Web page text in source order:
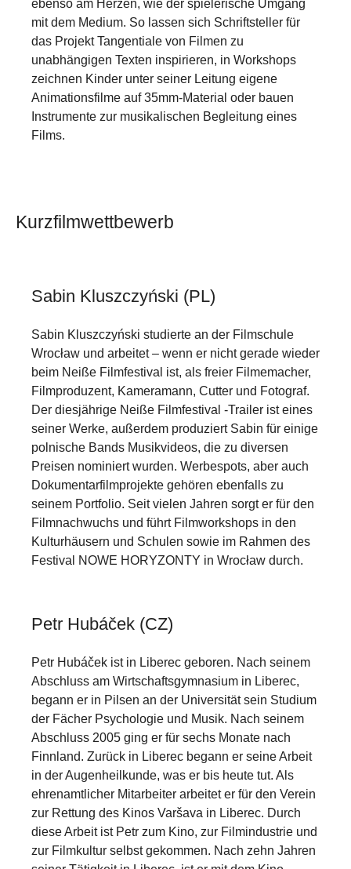
ebenso am Herzen, wie der spielerische Umgang
mit dem Medium. So lassen sich Schriftsteller für
das Projekt Tangentiale von Filmen zu
unabhängigen Texten inspirieren, in Workshops
zeichnen Kinder unter seiner Leitung eigene
Animationsfilme auf 35mm-Material oder bauen
Instrumente zur musikalischen Begleitung eines
Films.
Kurzfilmwettbewerb
Sabin Kluszczyński (PL)
Sabin Kluszczyński studierte an der Filmschule
Wrocław und arbeitet – wenn er nicht gerade wieder
beim Neiße Filmfestival ist, als freier Filmemacher,
Filmproduzent, Kameramann, Cutter und Fotograf.
Der diesjährige Neiße Filmfestival -Trailer ist eines
seiner Werke, außerdem produziert Sabin für einige
polnische Bands Musikvideos, die zu diversen
Preisen nominiert wurden. Werbespots, aber auch
Dokumentarfilmprojekte gehören ebenfalls zu
seinem Portfolio. Seit vielen Jahren sorgt er für den
Filmnachwuchs und führt Filmworkshops in den
Kulturhäusern und Schulen sowie im Rahmen des
Festival NOWE HORYZONTY in Wrocław durch.
Petr Hubáček (CZ)
Petr Hubáček ist in Liberec geboren. Nach seinem
Abschluss am Wirtschaftsgymnasium in Liberec,
begann er in Pilsen an der Universität sein Studium
der Fächer Psychologie und Musik. Nach seinem
Abschluss 2005 ging er für sechs Monate nach
Finnland. Zurück in Liberec begann er seine Arbeit
in der Augenheilkunde, was er bis heute tut. Als
ehrenamtlicher Mitarbeiter arbeitet er für den Verein
zur Rettung des Kinos Varšava in Liberec. Durch
diese Arbeit ist Petr zum Kino, zur Filmindustrie und
zur Filmkultur selbst gekommen. Nach zehn Jahren